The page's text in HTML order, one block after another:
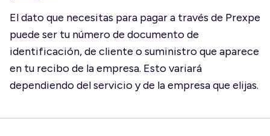
El dato que necesitas para pagar a través de Prexpe
puede ser tu número de documento de
identificación, de cliente o suministro que aparece
en tu recibo de la empresa. Esto variará
dependiendo del servicio y de la empresa que elijas.